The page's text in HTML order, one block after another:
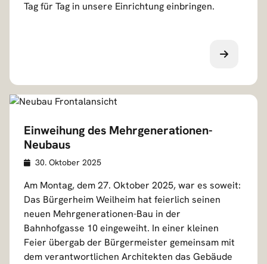
Tag für Tag in unsere Einrichtung einbringen.
Einweihung des Mehrgenerationen-
Neubaus
D
t
a
i
l
s
Veröffentlicht am
30. Oktober 2025
Am Montag, dem 27. Oktober 2025, war es soweit:
Das Bürgerheim Weilheim hat feierlich seinen
neuen Mehrgenerationen-Bau in der
Bahnhofgasse 10 eingeweiht. In einer kleinen
Feier übergab der Bürgermeister gemeinsam mit
dem verantwortlichen Architekten das Gebäude